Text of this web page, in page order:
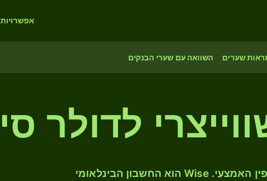
אפשרויות
שערים השוואה עם שערי הבנקים
המירו CHF ל- SGD לפי שער החליפין האמצעי. Wise הוא החשבון הבינלאומי